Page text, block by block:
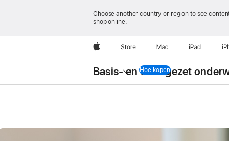
Choose another country or region to see
shop online.
AppleStore Mac iPad
Basis- en voortgezet
Nav
Open
Menu
Hoe kopen